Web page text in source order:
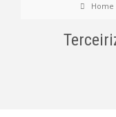
Home